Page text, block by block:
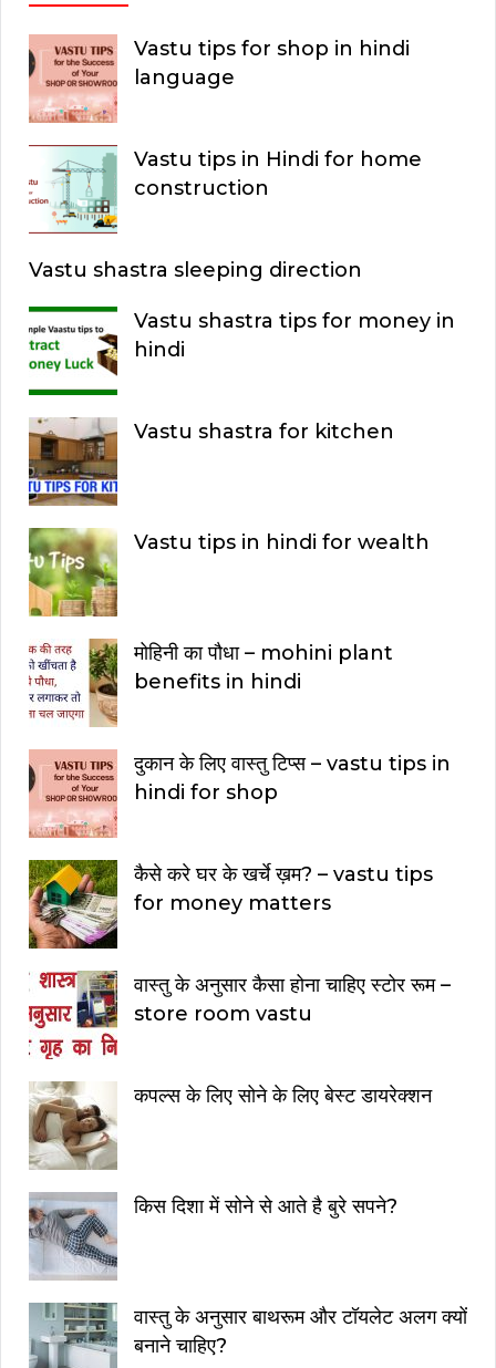
Vastu tips for shop in hindi
language
Vastu tips in Hindi for home
construction
Vastu shastra sleeping direction
Vastu shastra tips for money in
hindi
Vastu shastra for kitchen
Vastu tips in hindi for wealth
मोहिनी का पौधा – mohini plant
benefits in hindi
दुकान के लिए वास्तु टिप्स – vastu tips in
hindi for shop
कैसे करे घर के खर्चे ख़म? – vastu tips
for money matters
वास्तु के अनुसार कैसा होना चाहिए स्टोर रूम –
store room vastu
कपल्स के लिए सोने के लिए बेस्ट डायरेक्शन
किस दिशा में सोने से आते है बुरे सपने?
वास्तु के अनुसार बाथरूम और टॉयलेट अलग क्यों
बनाने चाहिए?